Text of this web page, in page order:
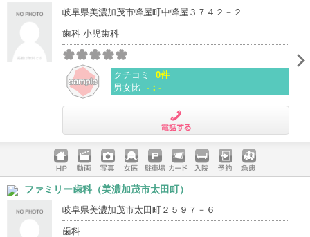
岐阜県美濃加茂市蜂屋町中蜂屋３７４２－２
歯科 小児歯科
クチコミ
0件
男女比 -：-
ホームペ
ージ
動画 写真 女医 駐車場
クレジッ
トカード
入院 予約 急患
ファミリー歯科（美濃加茂市太田町）
岐阜県美濃加茂市太田町２５９７－６
歯科